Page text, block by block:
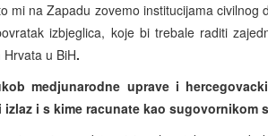
mi na Zapadu zovemo institucijama
izbjeglica, koje bi trebale raditi
u BiH.
medjunarodne uprave i
i s kime racunate kao sugovornikom